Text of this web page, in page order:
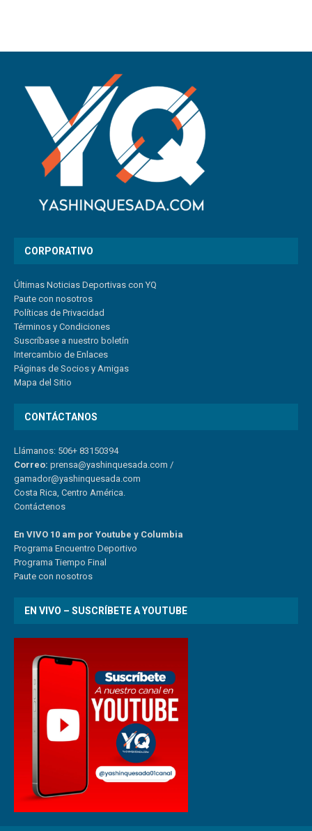
CORPORATIVO
Últimas Noticias Deportivas con YQ
Paute con nosotros
Políticas de Privacidad
Términos y Condiciones
Suscríbase a nuestro boletín
Intercambio de Enlaces
Páginas de Socios y Amigas
Mapa del Sitio
CONTÁCTANOS
Llámanos: 506+ 83150394
Correo: prensa@yashinquesada.com /
gamador@yashinquesada.com
Costa Rica, Centro América.
Contáctenos
En VIVO 10 am por Youtube y Columbia
Programa Encuentro Deportivo
Programa Tiempo Final
Paute con nosotros
EN VIVO – SUSCRÍBETE A YOUTUBE